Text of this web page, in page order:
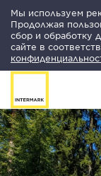
Мы используем
Продолжая
сбор и обработку
сайте в